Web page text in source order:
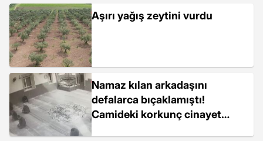
Aşırı yağış zeytini vurdu
Namaz kılan arkadaşını
defalarca bıçaklamıştı!
Camideki korkunç cinayet